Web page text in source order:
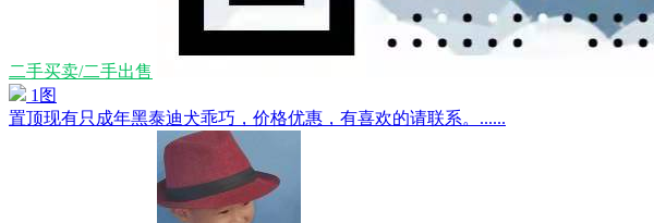
二手买卖/二手出售
1图
置顶现有只成年黑泰迪犬乖巧，价格优惠，有喜欢的请联系。......